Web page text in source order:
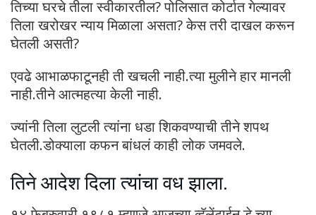
तिच्या घरचे तीला स्वीकारतील? पोलिसात कोर्टात गेल्यावर
तिला खरोखर न्याय मिळाला असता? केस तरी दाखल करून
घेतली असती?
एवढे आभाळफाटूनही ती खचली नाही.त्या मुलीने हार मानली
नाही.तीने आत्महत्या केली नाही.
ज्यांनी तिला लुटली त्यांना धडा शिकवण्याची तीने शपथ
घेतली.डोक्याला कफन बांधलं काही लोक जमवले.
तिने आदेश दिला त्यांचा वध झाला.